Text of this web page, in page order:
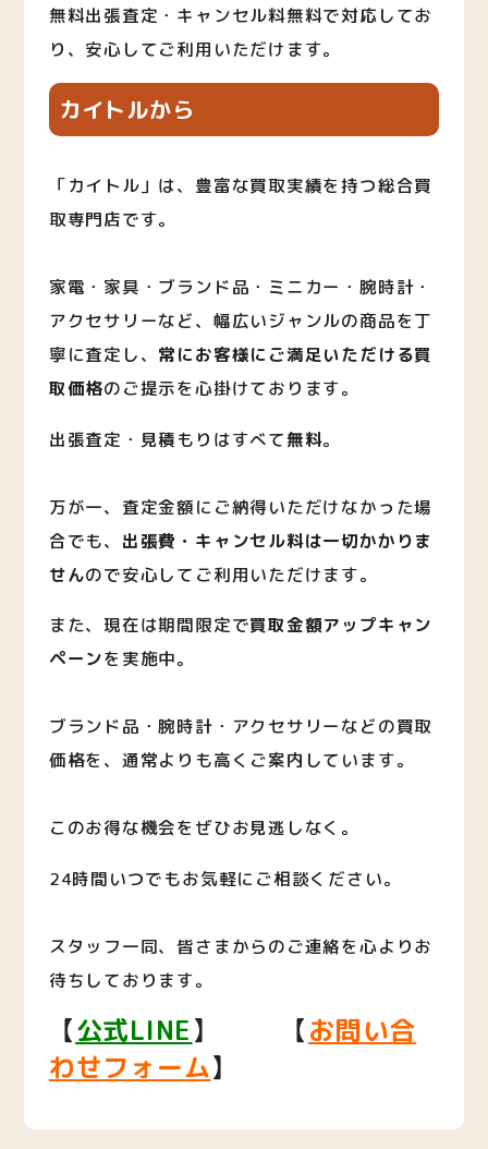
無料出張査定・キャンセル料無料で対応してお
り、安心してご利用いただけます。
カイトルから
「カイトル」は、豊富な買取実績を持つ総合買
取専門店です。
家電・家具・ブランド品・ミニカー・腕時計・
アクセサリーなど、幅広いジャンルの商品を丁
寧に査定し、 常にお客様にご満足いただける買
取価格のご提示を心掛けております。
出張査定・見積もりはすべて無料。
万が一、査定金額にご納得いただけなかった場
合でも、 出張費・キャンセル料は一切かかりま
せんので安心してご利用いただけます。
また、現在は期間限定で買取金額アップキャン
ペーンを実施中。
ブランド品・腕時計・アクセサリーなどの買取
価格を、通常よりも高くご案内しています。
このお得な機会をぜひお見逃しなく。
24時間いつでもお気軽にご相談ください。
スタッフ一同、皆さまからのご連絡を心よりお
待ちしております。
【公式LINE】 【お問い合
わせフォーム】